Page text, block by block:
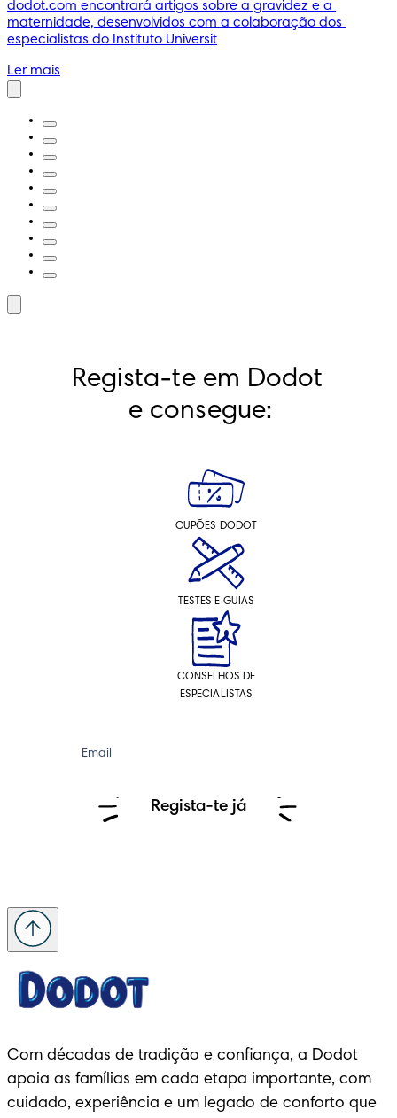
dodot.com encontrará artigos sobre a gravidez e a
maternidade, desenvolvidos com a colaboração dos
especialistas do Instituto Universit
Ler mais
Regista-te em Dodot
e consegue:
CUPÕES DODOT
TESTES E GUIAS
CONSELHOS DE
ESPECIALISTAS
Email
Regista-te já
Com décadas de tradição e confiança, a Dodot
apoia as famílias em cada etapa importante, com
cuidado, experiência e um legado de conforto que